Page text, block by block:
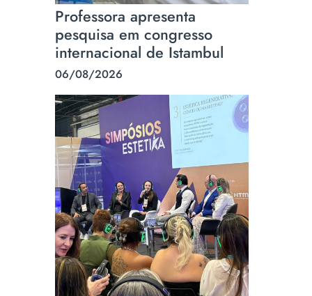
Professora apresenta
pesquisa em congresso
internacional de Istambul
06/08/2026